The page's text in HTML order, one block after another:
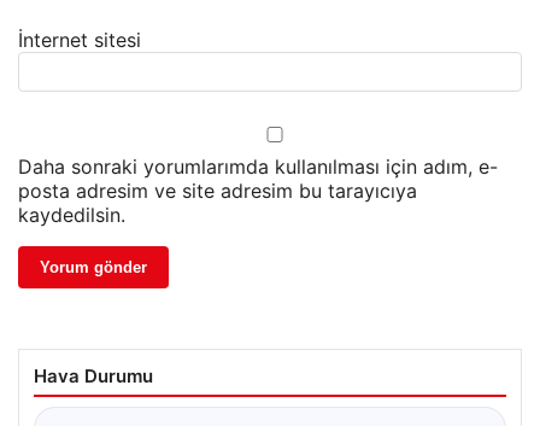
İnternet sitesi
Daha sonraki yorumlarımda kullanılması için adım, e-
posta adresim ve site adresim bu tarayıcıya
kaydedilsin.
Hava Durumu